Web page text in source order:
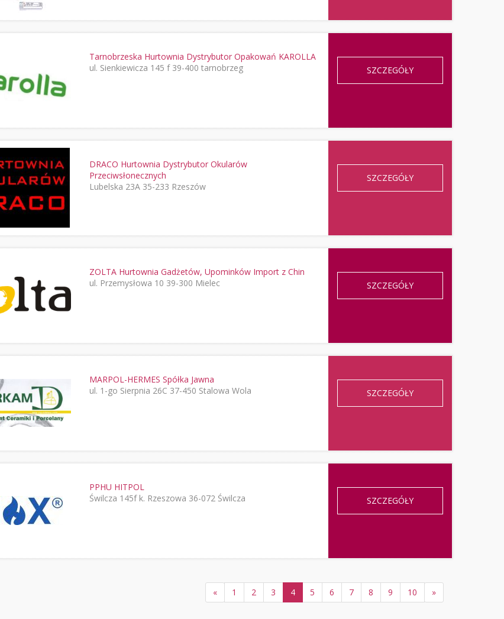
Tarnobrzeska Hurtownia Dystrybutor Opakowań KAROLLA
ul. Sienkiewicza 145 f 39-400 tarnobrzeg
SZCZEGÓŁY
DRACO Hurtownia Dystrybutor Okularów
Przeciwsłonecznych
Lubelska 23A 35-233 Rzeszów
SZCZEGÓŁY
ZOLTA Hurtownia Gadżetów, Upominków Import z Chin
ul. Przemysłowa 10 39-300 Mielec
SZCZEGÓŁY
MARPOL-HERMES Spółka Jawna
ul. 1-go Sierpnia 26C 37-450 Stalowa Wola
SZCZEGÓŁY
PPHU HITPOL
Świlcza 145f k. Rzeszowa 36-072 Świlcza
SZCZEGÓŁY
« 1 2 3 4 5 6 7 8 9 10 »